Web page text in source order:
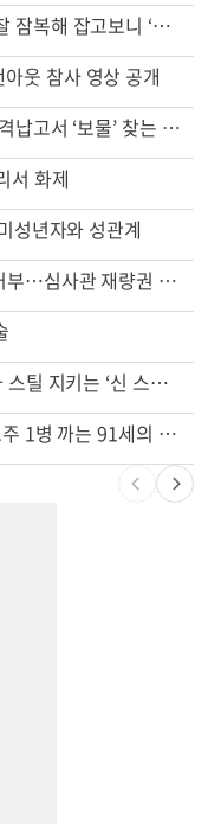
신호위반 후 달아난 배달기사…경찰 잠복해 잡고보니 ‘반전’
웃 참사 영상 공개
74m짜리 보잉777, 화물기 변신…격납고서 ‘보물’ 찾는 인천공항
서 화제
성년자와 성관계
서류 하나만 빠져도 영주권·비자 거부…심사관 재량권 대폭 확대
넷플 ‘외교관’ 현실판 떴다…美대사 스틸 지키는 ‘신 스틸러’
“술에 이것 한방울 넣어라” 매일 소주 1병 까는 91세의 철칙